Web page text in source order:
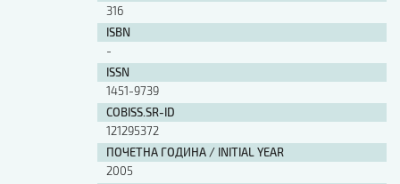
316
ISBN
-
ISSN
1451-9739
COBISS.SR-ID
121295372
ПОЧЕТНА ГОДИНА / INITIAL YEAR
2005